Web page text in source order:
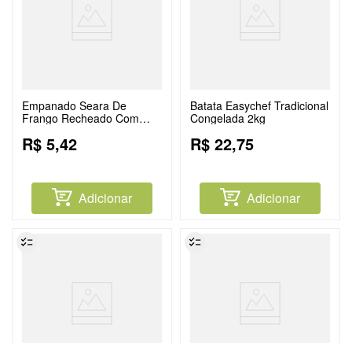
Empanado Seara De
Frango Recheado Com
R$ 5,42
Adicionar
Batata Easychef Tradicional
Congelada 2kg
R$ 22,75
Adicionar